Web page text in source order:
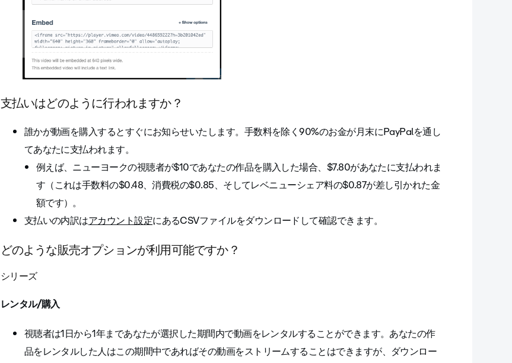
支払いはどのように行われますか？
誰かが動画を購入するとすぐにお知らせいたします。手数料を除く90%のお金が月末にPayPalを通し
てあなたに支払われます。
例えば、ニューヨークの視聴者が$10であなたの作品を購入した場合、$7.80があなたに支払われま
す（これは手数料の$0.48、消費税の$0.85、そしてレベニューシェア料の$0.87が差し引かれた金
額です）。
支払いの内訳はアカウント設定にあるCSVファイルをダウンロードして確認できます。
どのような販売オプションが利用可能ですか？
シリーズ
レンタル/購入
視聴者は1日から1年まであなたが選択した期間内で動画をレンタルすることができます。あなたの作
品をレンタルした人はこの期間中であればその動画をストリームすることはできますが、ダウンロー